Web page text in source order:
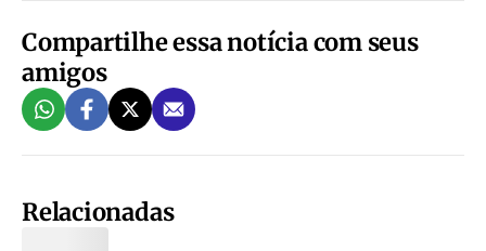
Compartilhe essa notícia com seus
amigos
Relacionadas